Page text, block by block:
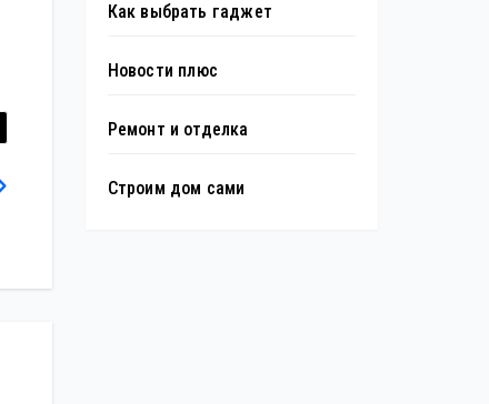
Как выбрать гаджет
Новости плюс
Ремонт и отделка
Строим дом сами